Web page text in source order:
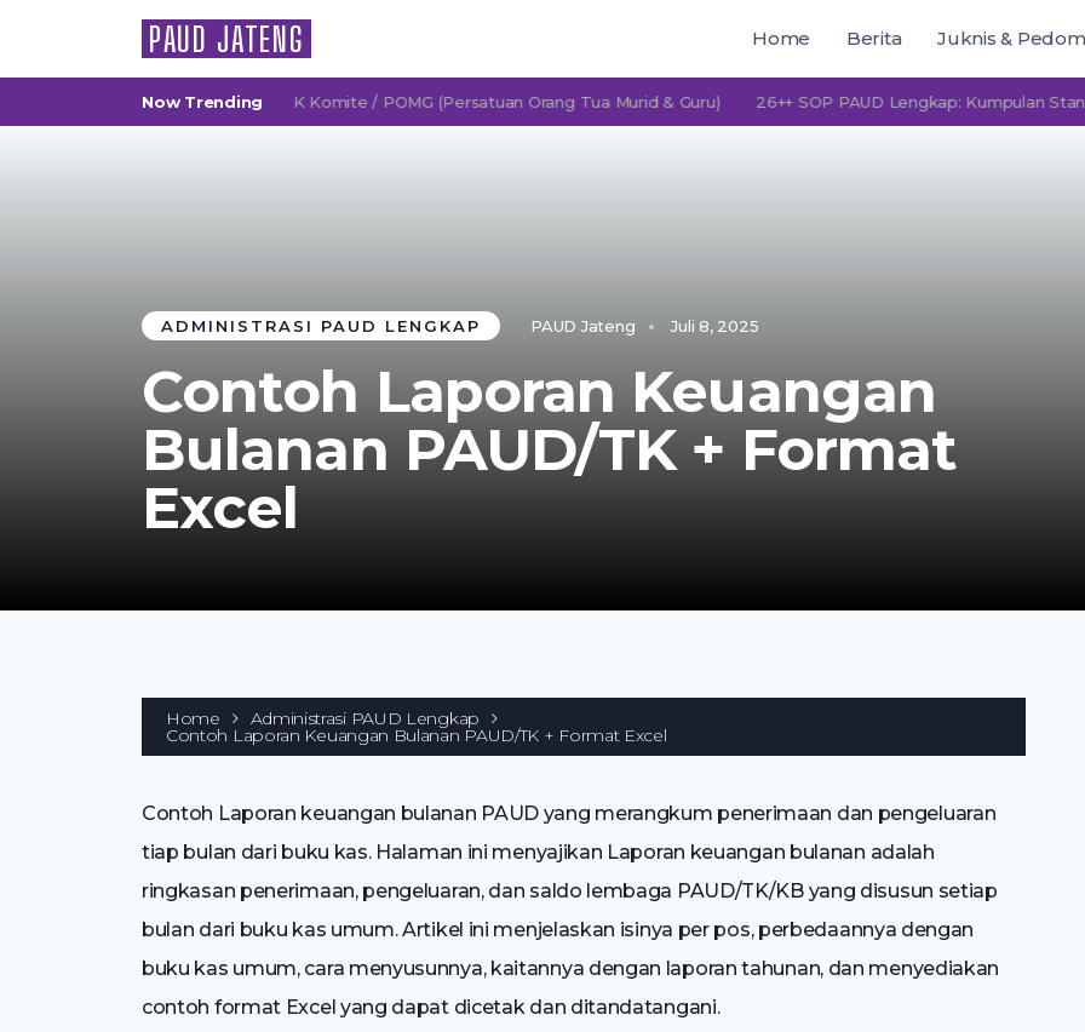
PAUD JATENG Home Berita Juknis &
Now Trending
Mendalam SK Komite / POMG (Persatuan Orang Tua Murid & Guru) 26++ SOP PAUD Lengkap: Kumpulan Standar
ADMINISTRASI PAUD LENGKAP PAUD Jateng Juli 8, 2025
Contoh Laporan Keuangan
Bulanan PAUD/TK + Format
Excel
Home Administrasi PAUD Lengkap
Contoh Laporan Keuangan Bulanan PAUD/TK + Format Excel
Contoh Laporan keuangan bulanan PAUD yang merangkum penerimaan dan pengeluaran
tiap bulan dari buku kas. Halaman ini menyajikan Laporan keuangan bulanan adalah
ringkasan penerimaan, pengeluaran, dan saldo lembaga PAUD/TK/KB yang disusun setiap
bulan dari buku kas umum. Artikel ini menjelaskan isinya per pos, perbedaannya dengan
buku kas umum, cara menyusunnya, kaitannya dengan laporan tahunan, dan menyediakan
contoh format Excel yang dapat dicetak dan ditandatangani.